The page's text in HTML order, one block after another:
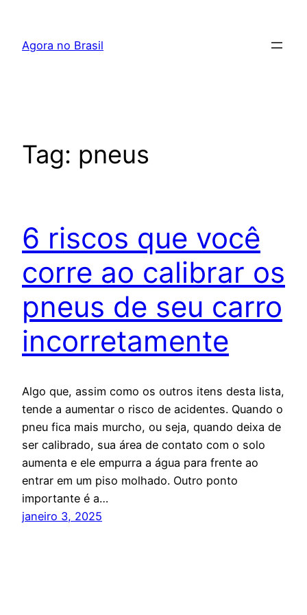
Agora no Brasil
Tag: pneus
6 riscos que você
corre ao calibrar os
pneus de seu carro
incorretamente
Algo que, assim como os outros itens desta lista,
tende a aumentar o risco de acidentes. Quando o
pneu fica mais murcho, ou seja, quando deixa de
ser calibrado, sua área de contato com o solo
aumenta e ele empurra a água para frente ao
entrar em um piso molhado. Outro ponto
importante é a…
janeiro 3, 2025